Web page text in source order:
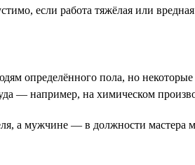
если работа тяжёлая или
определённого пола, но
— например, на химическом
а мужчине — в должности